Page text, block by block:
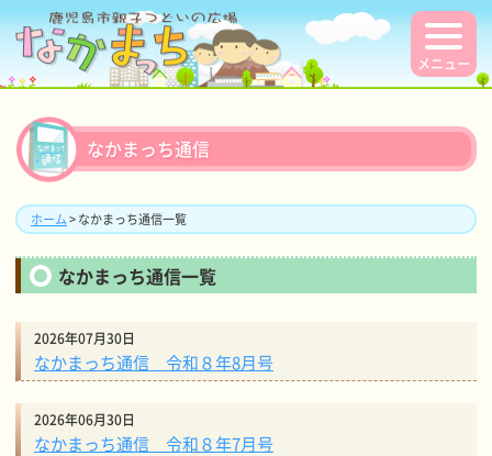
メニュー
なかまっち通信
ホーム> なかまっち通信一覧
なかまっち通信一覧
2026年07月30日
なかまっち通信 令和８年8月号
2026年06月30日
なかまっち通信 令和８年7月号